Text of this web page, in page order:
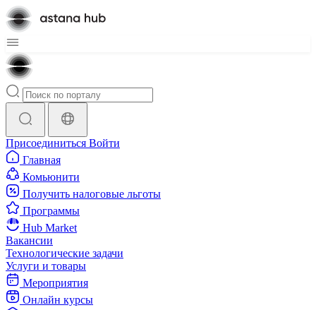
Присоединиться Войти
Главная
Комьюнити
Получить налоговые льготы
Программы
Hub Market
Вакансии
Технологические задачи
Услуги и товары
Мероприятия
Онлайн курсы